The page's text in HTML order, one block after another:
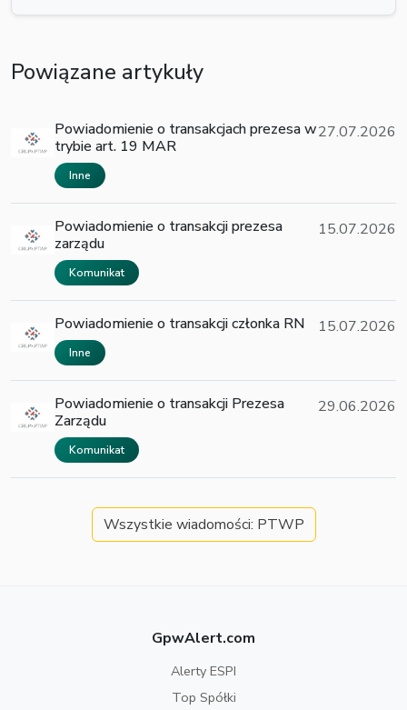
Powiązane artykuły
Powiadomienie o transakcjach prezesa w
trybie art. 19 MAR
Inne
27.07.2026
Powiadomienie o transakcji prezesa
zarządu
Komunikat
15.07.2026
Powiadomienie o transakcji członka RN
Inne
15.07.2026
Powiadomienie o transakcji Prezesa
Zarządu
Komunikat
29.06.2026
Wszystkie wiadomości: PTWP
GpwAlert.com
Alerty ESPI
Top Spółki